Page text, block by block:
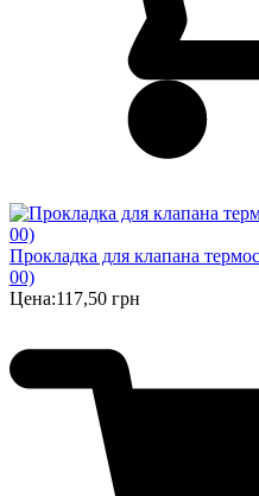
Прокладка для клапана
00)
Цена:117,50 грн